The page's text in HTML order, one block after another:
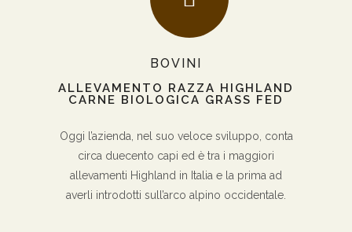
BOVINI
ALLEVAMENTO RAZZA HIGHLAND
CARNE BIOLOGICA GRASS FED
Oggi l’azienda, nel suo veloce sviluppo, conta
circa duecento capi ed è tra i maggiori
allevamenti Highland in Italia e la prima ad
averli introdotti sull’arco alpino occidentale.